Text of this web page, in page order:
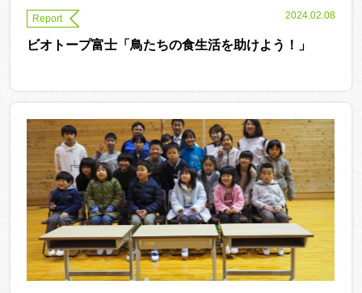
Report 2024.02.08
ビオトープ富士「鳥たちの食生活を助けよう！」